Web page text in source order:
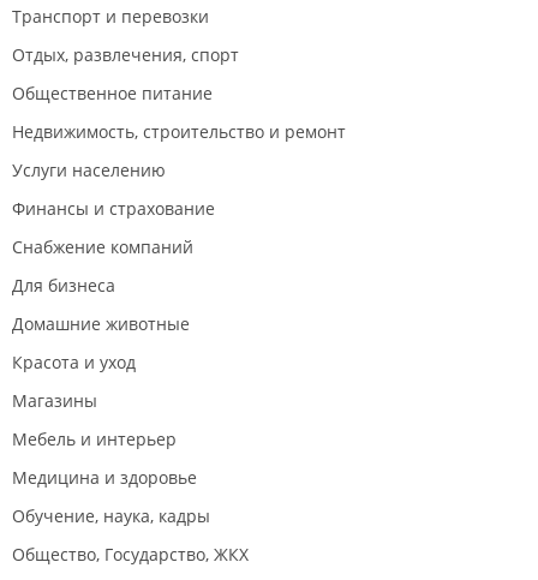
Транспорт и перевозки
Отдых, развлечения, спорт
Общественное питание
Недвижимость, строительство и ремонт
Услуги населению
Финансы и страхование
Снабжение компаний
Для бизнеса
Домашние животные
Красота и уход
Магазины
Мебель и интерьер
Медицина и здоровье
Обучение, наука, кадры
Общество, Государство, ЖКХ